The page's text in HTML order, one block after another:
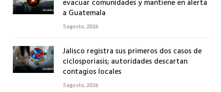
evacuar comunidades y mantiene en alerta
a Guatemala
5 agosto, 2026
Jalisco registra sus primeros dos casos de
ciclosporiasis; autoridades descartan
contagios locales
5 agosto, 2026